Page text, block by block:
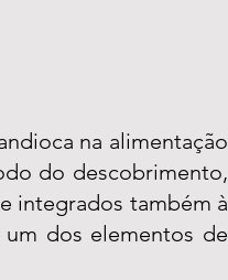
na alimentação
do descobrimento,
integrados também à
um dos elementos de